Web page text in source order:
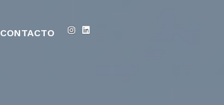
CONTACTO